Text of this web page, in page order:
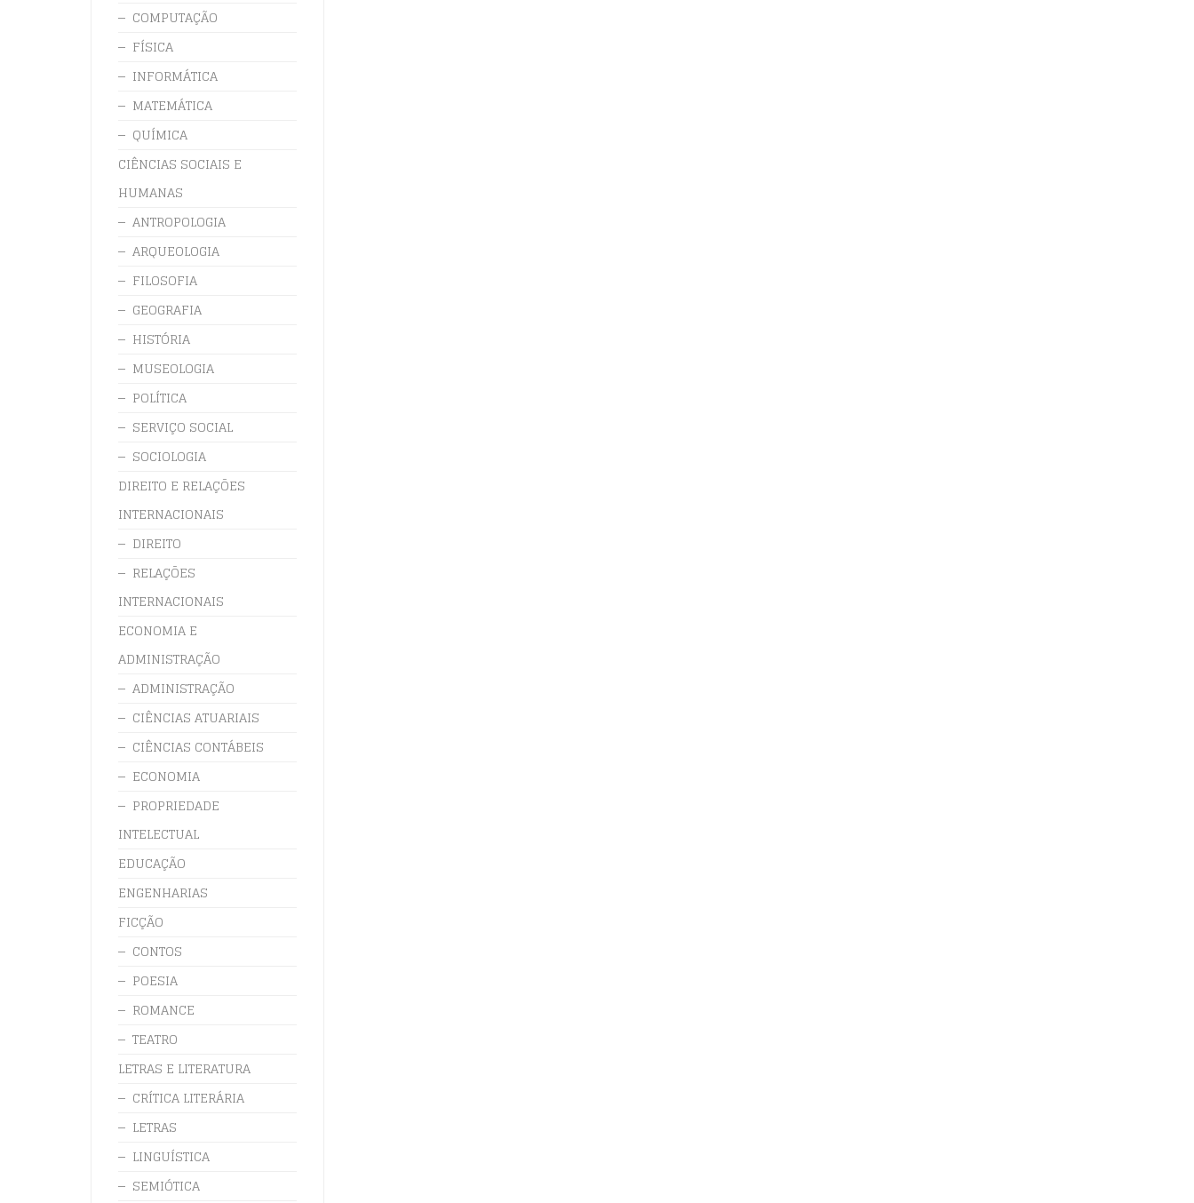
COMPUTAÇÃO
FÍSICA
INFORMÁTICA
MATEMÁTICA
QUÍMICA
CIÊNCIAS SOCIAIS E
HUMANAS
ANTROPOLOGIA
ARQUEOLOGIA
FILOSOFIA
GEOGRAFIA
HISTÓRIA
MUSEOLOGIA
POLÍTICA
SERVIÇO SOCIAL
SOCIOLOGIA
DIREITO E RELAÇÕES
INTERNACIONAIS
DIREITO
RELAÇÕES
INTERNACIONAIS
ECONOMIA E
ADMINISTRAÇÃO
ADMINISTRAÇÃO
CIÊNCIAS ATUARIAIS
CIÊNCIAS CONTÁBEIS
ECONOMIA
PROPRIEDADE
INTELECTUAL
EDUCAÇÃO
ENGENHARIAS
FICÇÃO
CONTOS
POESIA
ROMANCE
TEATRO
LETRAS E LITERATURA
CRÍTICA LITERÁRIA
LETRAS
LINGUÍSTICA
SEMIÓTICA